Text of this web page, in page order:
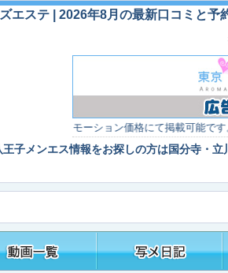
エステ | 2026年8月の最新口コミと予
モーション価格にて掲載可能です。
子メンエス情報をお探しの方は国分寺・立